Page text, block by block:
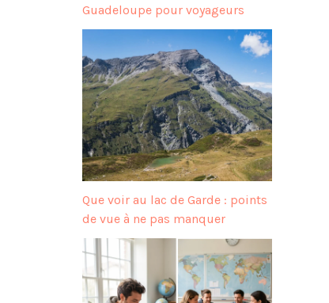
Guadeloupe pour voyageurs
Que voir au lac de Garde : points
de vue à ne pas manquer